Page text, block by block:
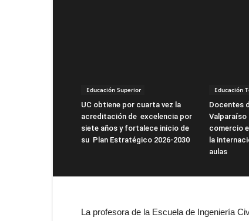
Educación Superior
UC obtiene por cuarta vez la
acreditación de excelencia por
siete años y fortalece inicio de
su Plan Estratégico 2026-2030
Educación
Docentes
Valparaíso
comercio
la
aulas
La profesora de la Escuela de Ingeniería